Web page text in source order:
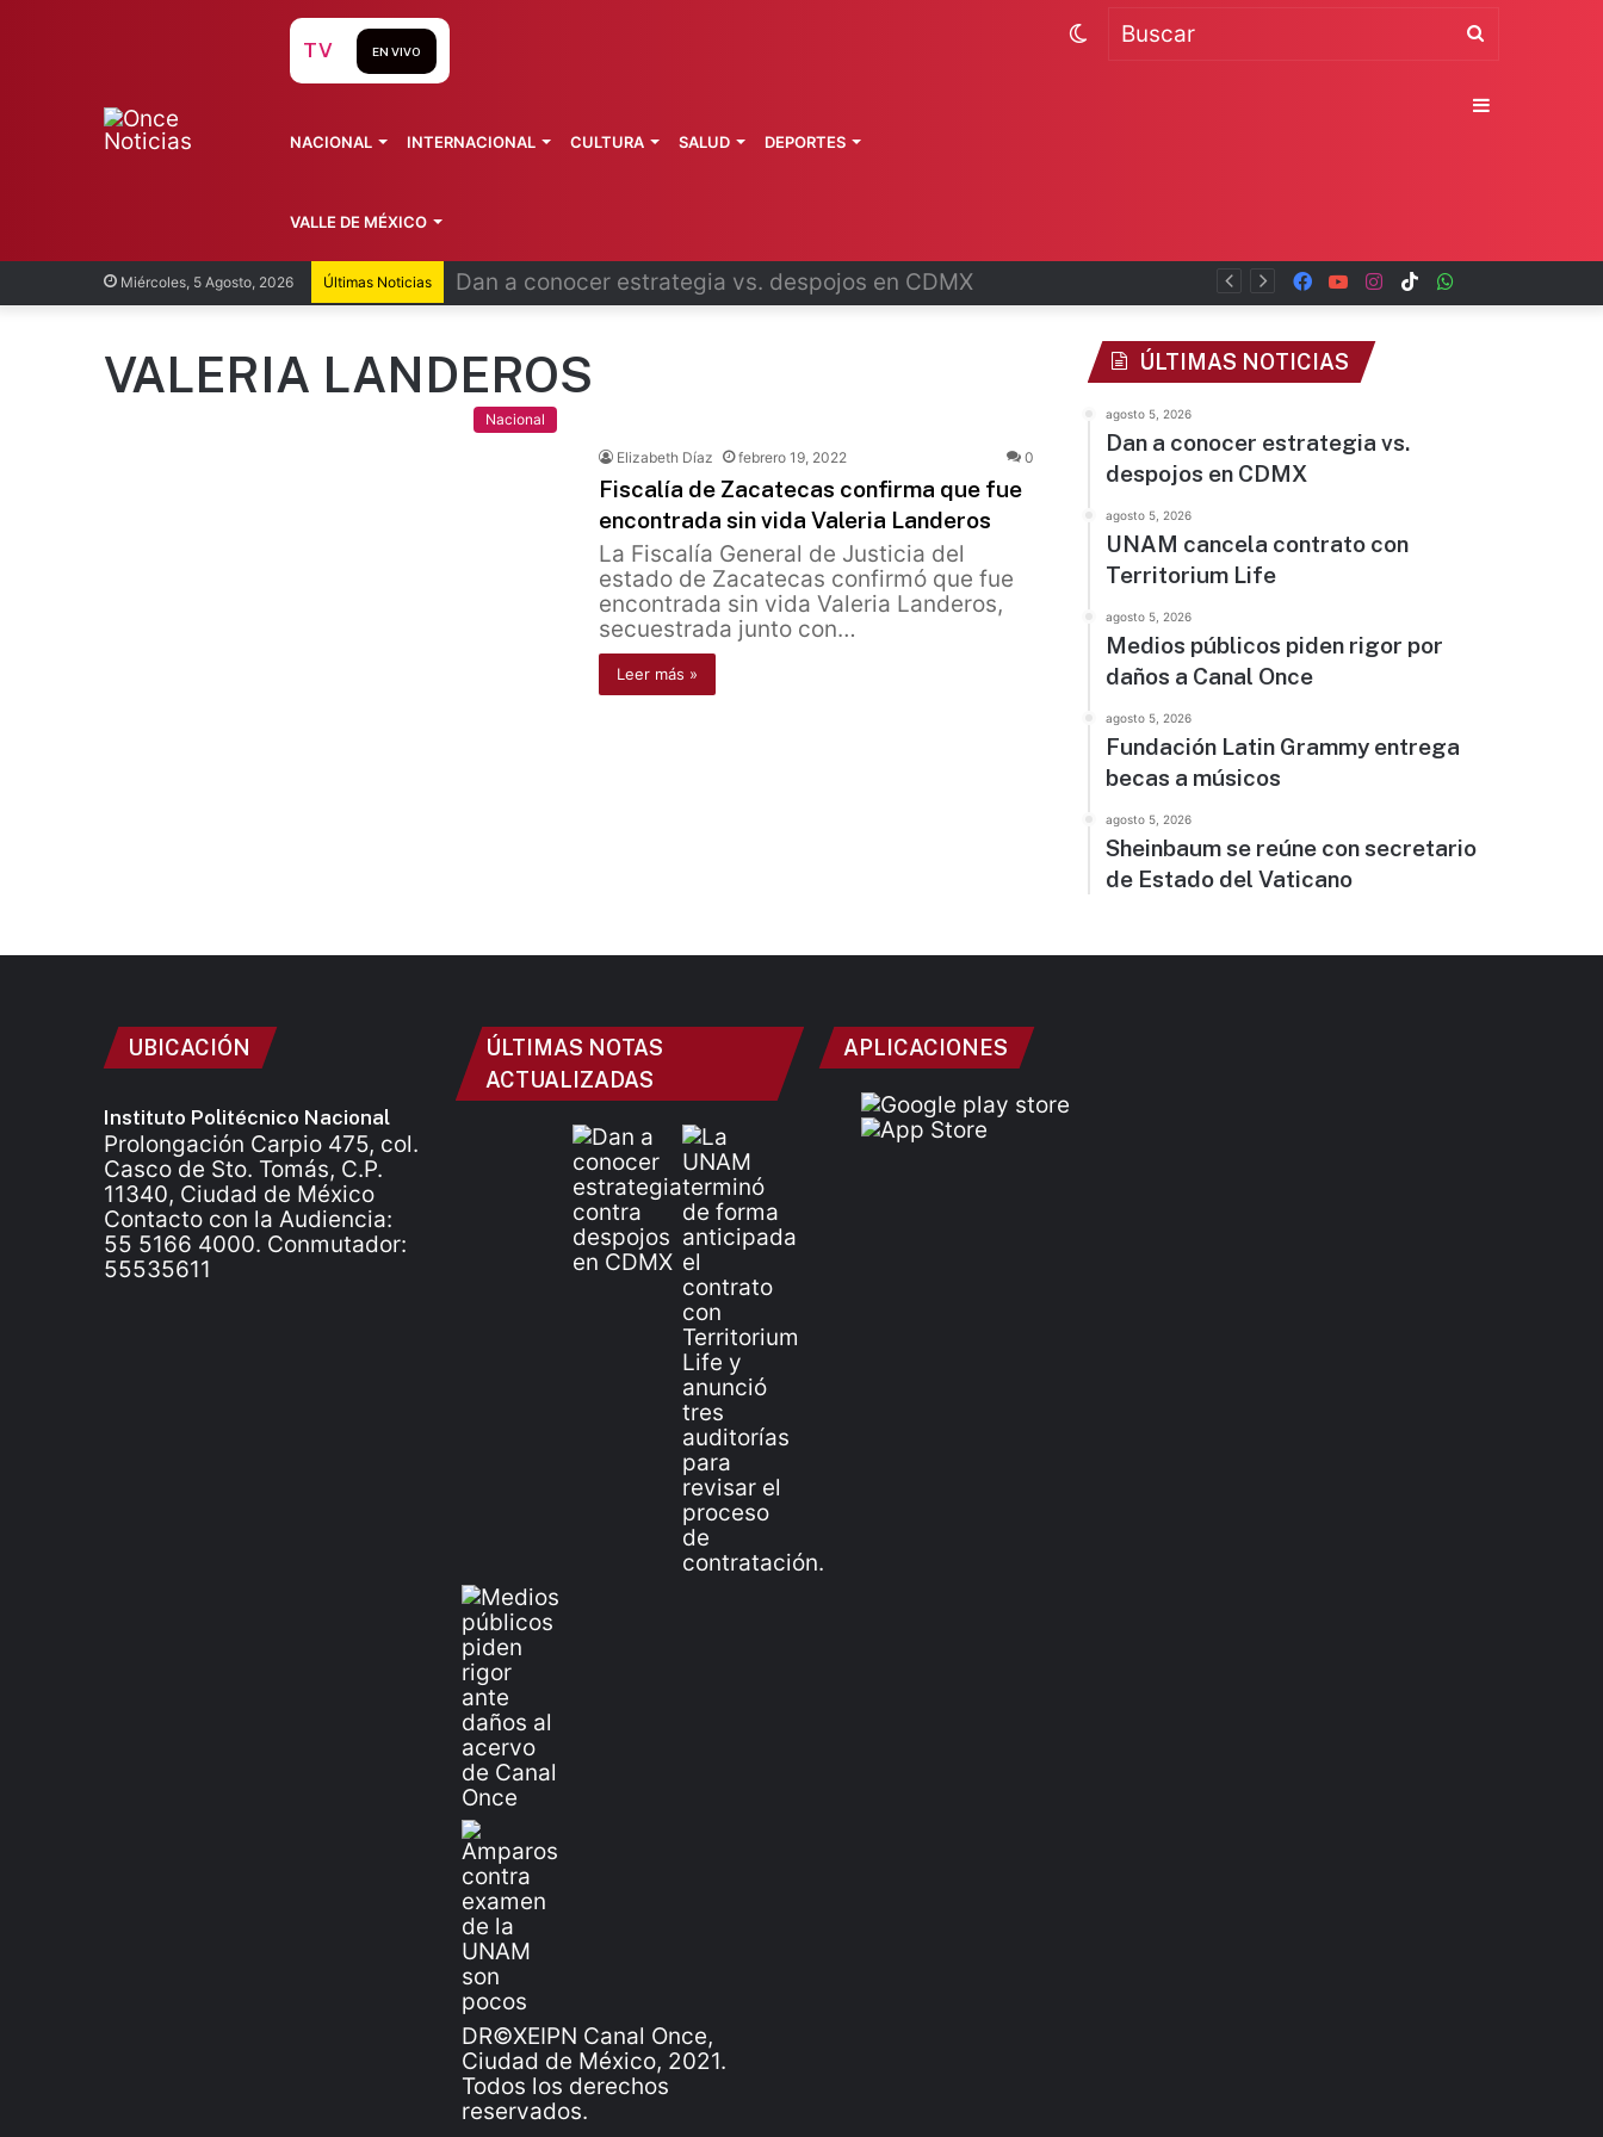
Miércoles, 5 Agosto, 2026 Últimas Noticias UNAM cancela contrato con Territorium Life TikTok
Instagram
YouTube
Facebook
TV EN VIVO
NACIONAL INTERNACIONAL CULTURA SALUD DEPORTES
VALLE DE MÉXICO
Switch
VALERIA LANDEROS
Nacional
Elizabeth Díaz febrero 19, 2022 0
Fiscalía de Zacatecas confirma que fue
encontrada sin vida Valeria Landeros
La Fiscalía General de Justicia del
estado de Zacatecas confirmó que fue
encontrada sin vida Valeria Landeros,
secuestrada junto con…
Leer más »
ÚLTIMAS NOTICIAS
agosto 5, 2026
Dan a conocer estrategia vs.
despojos en CDMX
agosto 5, 2026
UNAM cancela contrato con
Territorium Life
agosto 5, 2026
Medios públicos piden rigor por
daños a Canal Once
agosto 5, 2026
Fundación Latin Grammy entrega
becas a músicos
agosto 5, 2026
Sheinbaum se reúne con secretario
de Estado del Vaticano
UBICACIÓN
Instituto Politécnico Nacional
Prolongación Carpio 475, col.
Casco de Sto. Tomás, C.P.
11340, Ciudad de México
Contacto con la Audiencia:
55 5166 4000. Conmutador:
55535611
ÚLTIMAS NOTAS
ACTUALIZADAS
DR©XEIPN Canal Once,
Ciudad de México, 2021.
Todos los derechos
reservados.
APLICACIONES